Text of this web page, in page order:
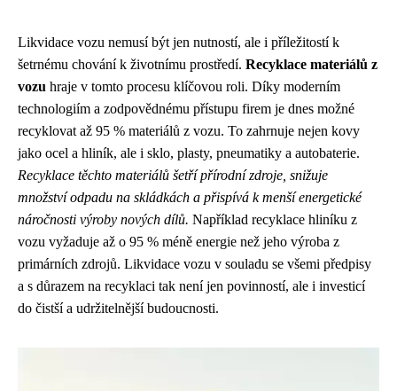
Likvidace vozu nemusí být jen nutností, ale i příležitostí k
šetrnému chování k životnímu prostředí. Recyklace materiálů z
vozu hraje v tomto procesu klíčovou roli. Díky moderním
technologiím a zodpovědnému přístupu firem je dnes možné
recyklovat až 95 % materiálů z vozu. To zahrnuje nejen kovy
jako ocel a hliník, ale i sklo, plasty, pneumatiky a autobaterie.
Recyklace těchto materiálů šetří přírodní zdroje, snižuje
množství odpadu na skládkách a přispívá k menší energetické
náročnosti výroby nových dílů. Například recyklace hliníku z
vozu vyžaduje až o 95 % méně energie než jeho výroba z
primárních zdrojů. Likvidace vozu v souladu se všemi předpisy
a s důrazem na recyklaci tak není jen povinností, ale i investicí
do čistší a udržitelnější budoucnosti.